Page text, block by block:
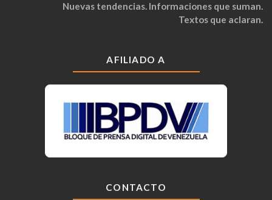
Nuevas tendencias. Informaciones que suman.
Textos que aclaran.
AFILIADO A
CONTACTO